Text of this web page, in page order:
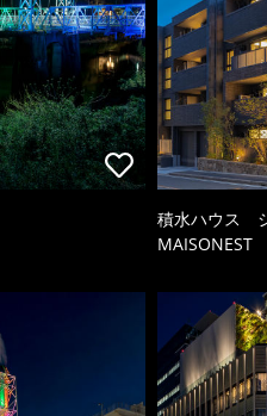
積水ハウス
MAISONEST